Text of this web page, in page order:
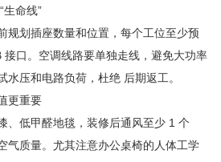
生命线”
规划插座数量和位置，每个工位至少预
接口。空调线路要单独走线，避免大功率
水压和电路负荷，杜绝 后期返工。
更重要
、低甲醛地毯，装修后通风至少 1 个
气质量。尤其注意办公桌椅的人体工学